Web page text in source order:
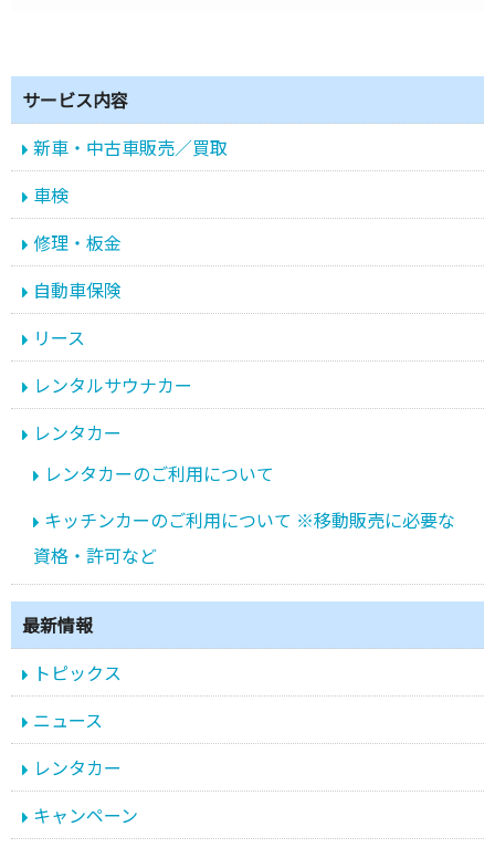
サービス内容
新車・中古車販売／買取
車検
修理・板金
自動車保険
リース
レンタルサウナカー
レンタカー
レンタカーのご利用について
キッチンカーのご利用について ※移動販売に必要な
資格・許可など
最新情報
トピックス
ニュース
レンタカー
キャンペーン